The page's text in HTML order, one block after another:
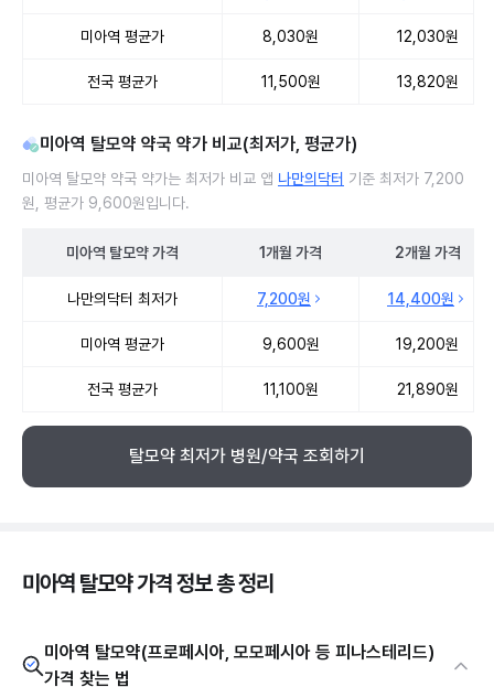
미아역 평균가 8,030원 12,030원
전국 평균가 11,500원 13,820원
미아역 탈모약 약국 약가 비교(최저가, 평균가)
미아역 탈모약 약국 약가는 최저가 비교 앱 나만의닥터 기준 최저가 7,200
원, 평균가 9,600원입니다.
미아역 탈모약가격 1개월 가격 2개월 가격
나만의닥터 최저가 7,200원 14,400원
미아역 평균가 9,600원 19,200원
전국 평균가 11,100원 21,890원
탈모약 최저가 병원/약국 조회하기
미아역 탈모약 가격 정보 총 정리
미아역 탈모약(프로페시아, 모모페시아 등 피나스테리드)
가격 찾는 법